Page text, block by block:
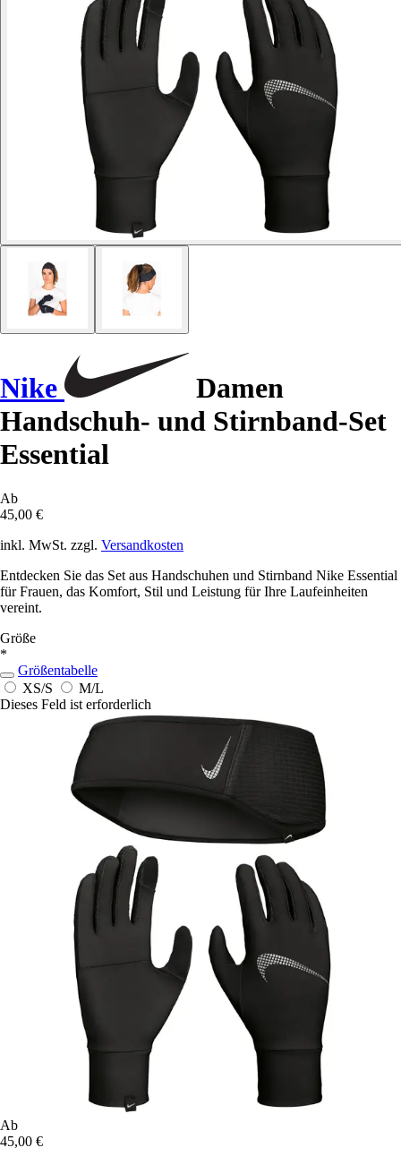
Nike
Damen
Handschuh- und Stirnband-Set
Essential
Ab
45,00 €
inkl. MwSt. zzgl. Versandkosten
Entdecken Sie das Set aus Handschuhen und Stirnband Nike Essential
für Frauen, das Komfort, Stil und Leistung für Ihre Laufeinheiten
vereint.
Größe
*
Größentabelle
XS/S
M/L
Dieses Feld ist erforderlich
Ab
45,00 €